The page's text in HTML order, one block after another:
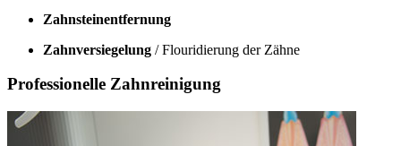
Zahnsteinentfernung
Zahnversiegelung / Flouridierung der Zähne
Professionelle Zahnreinigung